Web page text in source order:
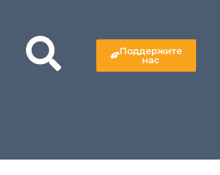
Поддержите
нас